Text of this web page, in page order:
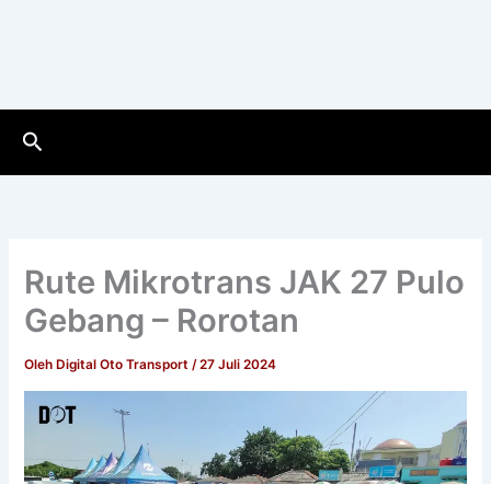
Cari
Rute Mikrotrans JAK 27 Pulo
Gebang – Rorotan
Oleh Digital Oto Transport/27 Juli 2024